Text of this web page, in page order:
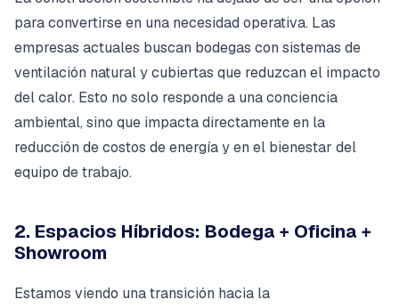
para convertirse en una necesidad operativa. Las
empresas actuales buscan bodegas con sistemas de
ventilación natural y cubiertas que reduzcan el impacto
del calor. Esto no solo responde a una conciencia
ambiental, sino que impacta directamente en la
reducción de costos de energía y en el bienestar del
equipo de trabajo.
2. Espacios Híbridos: Bodega + Oficina +
Showroom
Estamos viendo una transición hacia la